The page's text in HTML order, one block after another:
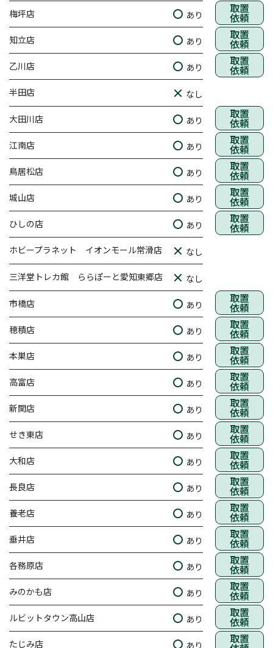
梅坪店 あり 取置
依頼
知立店 あり 取置
依頼
乙川店 あり 取置
依頼
半田店 なし
大田川店 あり 取置
依頼
江南店 あり 取置
依頼
鳥居松店 あり 取置
依頼
城山店 あり 取置
依頼
ひしの店 あり 取置
依頼
ホビープラネット イオンモール常滑店 なし
三洋堂トレカ館 ららぽーと愛知東郷店 なし
市橋店 あり 取置
依頼
穂積店 あり 取置
依頼
本巣店 あり 取置
依頼
高富店 あり 取置
依頼
新関店 あり 取置
依頼
せき東店 あり 取置
依頼
大和店 あり 取置
依頼
長良店 あり 取置
依頼
養老店 あり 取置
依頼
垂井店 あり 取置
依頼
各務原店 あり 取置
依頼
みのかも店 あり 取置
依頼
ルビットタウン高山店 あり 取置
依頼
たじみ店 あり 取置